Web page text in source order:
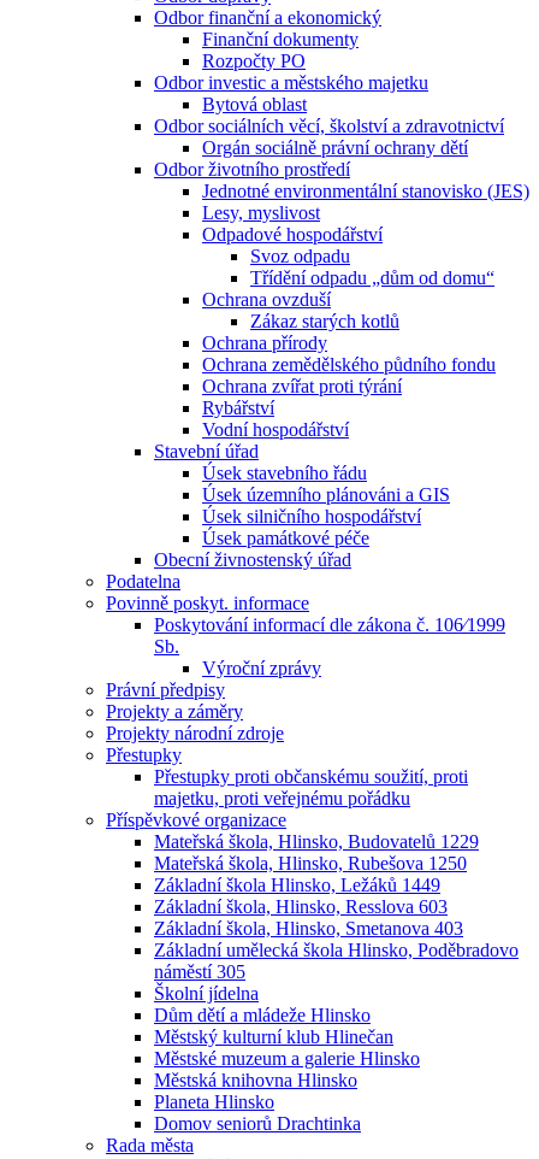
Odbor finanční a ekonomický
Finanční dokumenty
Rozpočty PO
Odbor investic a městského majetku
Bytová oblast
Odbor sociálních věcí, školství a zdravotnictví
Orgán sociálně právní ochrany dětí
Odbor životního prostředí
Jednotné environmentální stanovisko (JES)
Lesy, myslivost
Odpadové hospodářství
Svoz odpadu
Třídění odpadu „dům od domu“
Ochrana ovzduší
Zákaz starých kotlů
Ochrana přírody
Ochrana zemědělského půdního fondu
Ochrana zvířat proti týrání
Rybářství
Vodní hospodářství
Stavební úřad
Úsek stavebního řádu
Úsek územního plánováni a GIS
Úsek silničního hospodářství
Úsek památkové péče
Obecní živnostenský úřad
Podatelna
Povinně poskyt. informace
Poskytování informací dle zákona č. 106⁄1999
Sb.
Výroční zprávy
Právní předpisy
Projekty a záměry
Projekty národní zdroje
Přestupky
Přestupky proti občanskému soužití, proti
majetku, proti veřejnému pořádku
Příspěvkové organizace
Mateřská škola, Hlinsko, Budovatelů 1229
Mateřská škola, Hlinsko, Rubešova 1250
Základní škola Hlinsko, Ležáků 1449
Základní škola, Hlinsko, Resslova 603
Základní škola, Hlinsko, Smetanova 403
Základní umělecká škola Hlinsko, Poděbradovo
náměstí 305
Školní jídelna
Dům dětí a mládeže Hlinsko
Městský kulturní klub Hlinečan
Městské muzeum a galerie Hlinsko
Městská knihovna Hlinsko
Planeta Hlinsko
Domov seniorů Drachtinka
Rada města